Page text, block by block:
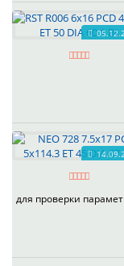
для проверки